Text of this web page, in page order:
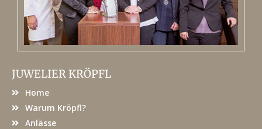
JUWELIER KRÖPFL
Home
Warum Kröpfl?
Anlässe